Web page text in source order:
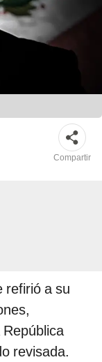
Compartir
refirió a su
revisada.